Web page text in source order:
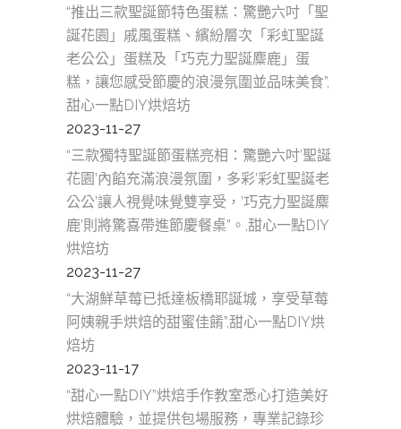
“推出三款聖誕節特色蛋糕：驚艷六吋「聖
誕花園」戚風蛋糕、繽紛層次「彩虹聖誕
老公公」蛋糕及「巧克力聖誕麋鹿」蛋
糕，讓您感受節慶的浪漫氛圍並品味美食”,
甜心一點DIY烘焙坊
2023-11-27
“三款獨特聖誕節蛋糕亮相：驚艷六吋’聖誕
花園’內餡充滿浪漫氛圍，多彩’彩虹聖誕老
公公’讓人視覺味覺雙享受，’巧克力聖誕麋
鹿’則將驚喜帶進節慶餐桌”。,甜心一點DIY
烘焙坊
2023-11-27
“大湖鮮草莓已抵達板橋耶誕城，享受草莓
阿姨親手烘焙的甜蜜佳餚”,甜心一點DIY烘
焙坊
2023-11-17
“甜心一點DIY”烘焙手作教室悉心打造美好
烘焙體驗，並提供包場服務，專業記錄珍